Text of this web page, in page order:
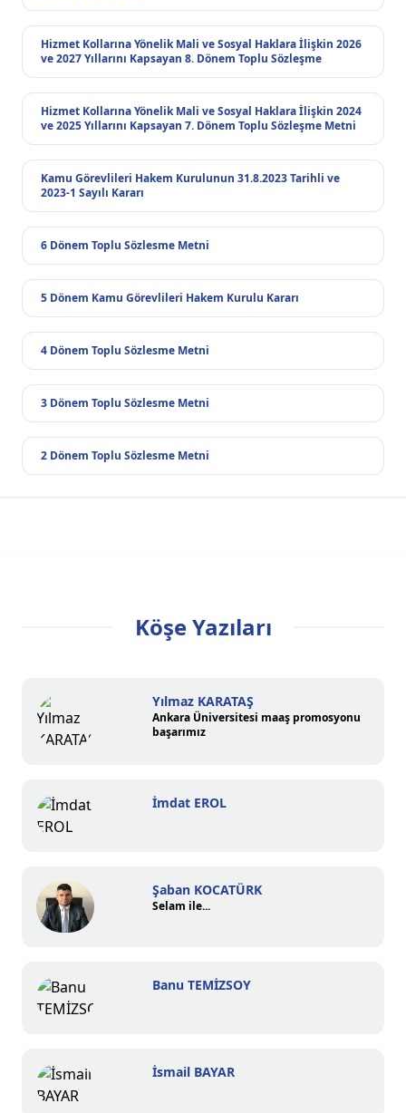
Hizmet Kollarına Yönelik Mali ve Sosyal Haklara İlişkin 2026
ve 2027 Yıllarını Kapsayan 8. Dönem Toplu Sözleşme
Hizmet Kollarına Yönelik Mali ve Sosyal Haklara İlişkin 2024
ve 2025 Yıllarını Kapsayan 7. Dönem Toplu Sözleşme Metni
Kamu Görevlileri Hakem Kurulunun 31.8.2023 Tarihli ve
2023-1 Sayılı Kararı
6 Dönem Toplu Sözlesme Metni
5 Dönem Kamu Görevlileri Hakem Kurulu Kararı
4 Dönem Toplu Sözlesme Metni
3 Dönem Toplu Sözlesme Metni
2 Dönem Toplu Sözlesme Metni
Köşe Yazıları
Yılmaz KARATAŞ
Ankara Üniversitesi maaş promosyonu
başarımız
İmdat EROL
Şaban KOCATÜRK
Selam ile...
Banu TEMİZSOY
İsmail BAYAR